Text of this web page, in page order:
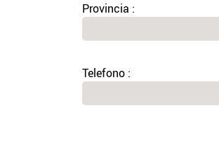
Provincia :
Telefono :